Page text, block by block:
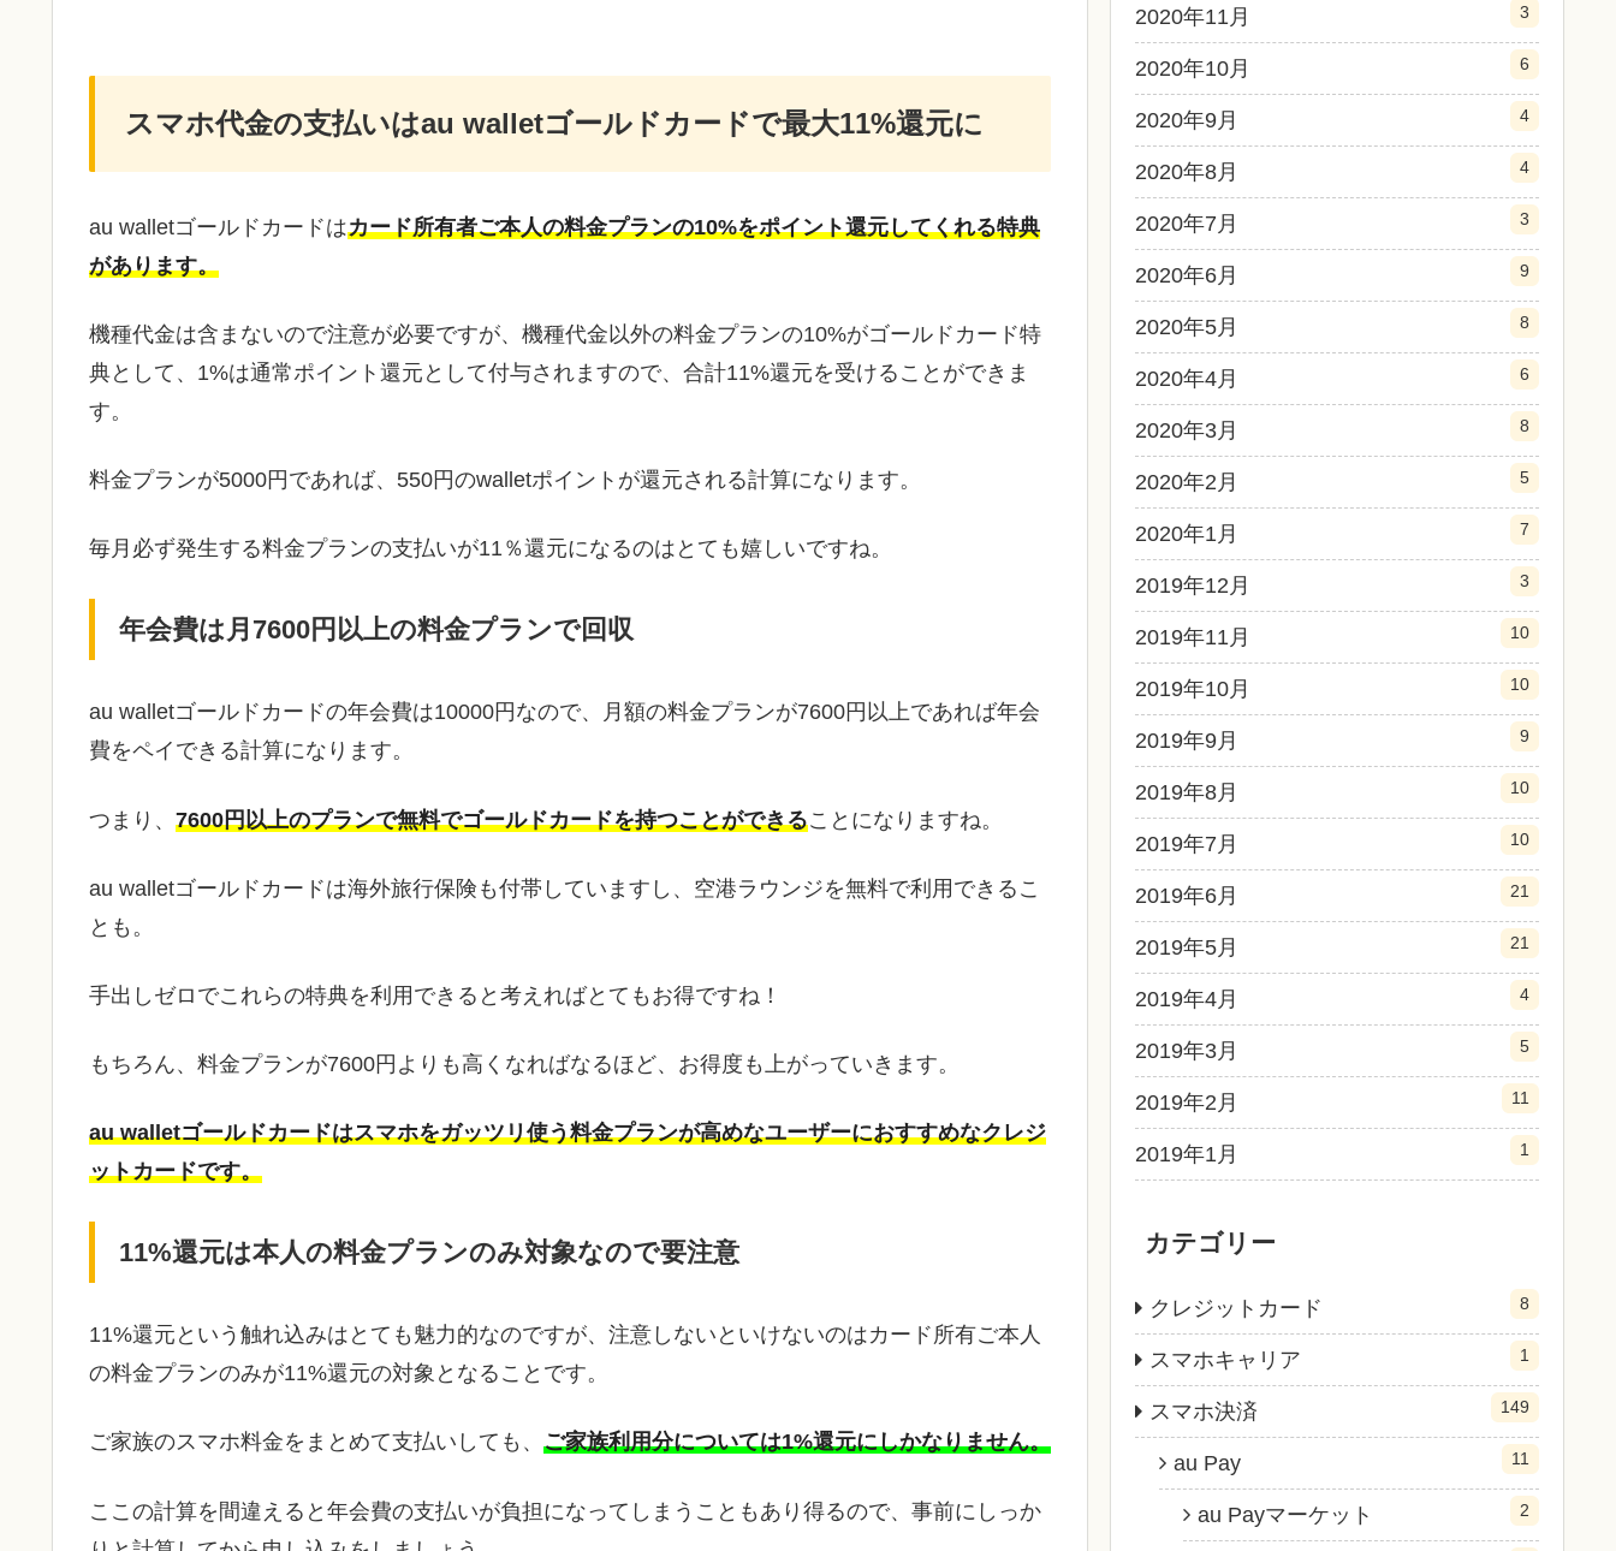
スマホ代金の支払いはau walletゴールドカードで最大11%還元に
au walletゴールドカードはカード所有者ご本人の料金プランの10%をポイント還元してくれる特典
があります。
機種代金は含まないので注意が必要ですが、機種代金以外の料金プランの10%がゴールドカード特
典として、1%は通常ポイント還元として付与されますので、合計11%還元を受けることができま
す。
料金プランが5000円であれば、550円のwalletポイントが還元される計算になります。
毎月必ず発生する料金プランの支払いが11％還元になるのはとても嬉しいですね。
年会費は月7600円以上の料金プランで回収
au walletゴールドカードの年会費は10000円なので、月額の料金プランが7600円以上であれば年会
費をペイできる計算になります。
つまり、 7600円以上のプランで無料でゴールドカードを持つことができることになりますね。
au walletゴールドカードは海外旅行保険も付帯していますし、空港ラウンジを無料で利用できるこ
とも。
手出しゼロでこれらの特典を利用できると考えればとてもお得ですね！
もちろん、料金プランが7600円よりも高くなればなるほど、お得度も上がっていきます。
au walletゴールドカードはスマホをガッツリ使う料金プランが高めなユーザーにおすすめなクレジ
ットカードです。
11%還元は本人の料金プランのみ対象なので要注意
11%還元という触れ込みはとても魅力的なのですが、注意しないといけないのはカード所有ご本人
の料金プランのみが11%還元の対象となることです。
ご家族のスマホ料金をまとめて支払いしても、 ご家族利用分については1%還元にしかなりません。
ここの計算を間違えると年会費の支払いが負担になってしまうこともあり得るので、事前にしっか
2020年11月 3
2020年10月 6
2020年9月 4
2020年8月 4
2020年7月 3
2020年6月 9
2020年5月 8
2020年4月 6
2020年3月 8
2020年2月 5
2020年1月 7
2019年12月 3
2019年11月 10
2019年10月 10
2019年9月 9
2019年8月 10
2019年7月 10
2019年6月 21
2019年5月 21
2019年4月 4
2019年3月 5
2019年2月 11
2019年1月 1
カテゴリー
クレジットカード 8
スマホキャリア 1
スマホ決済 149
au Pay 11
au Payマーケット 2